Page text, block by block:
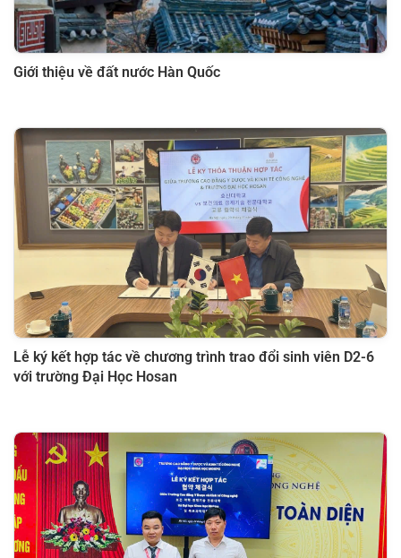
Giới thiệu về đất nước Hàn Quốc
Lễ ký kết hợp tác về chương trình trao đổi sinh viên D2-6
với trường Đại Học Hosan